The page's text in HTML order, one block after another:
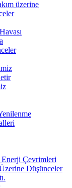
üzerine
Çevrimleri
Düşünceler